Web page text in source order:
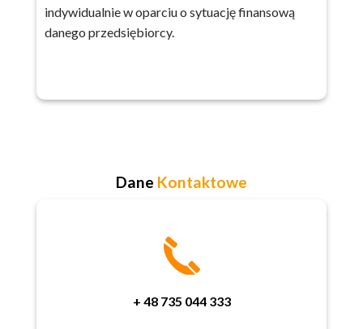
indywidualnie w oparciu o sytuację finansową
danego przedsiębiorcy.
Dane Kontaktowe
+ 48 735 044 333